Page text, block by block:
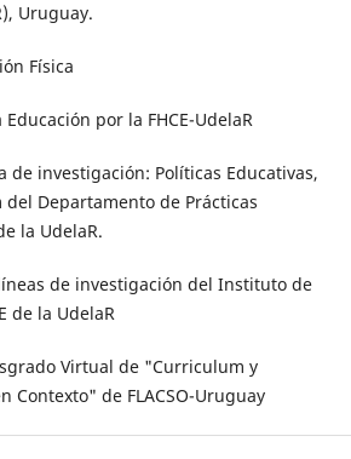
Uruguay.
Física
por la FHCE-UdelaR
de investigación: Políticas Educativas,
Departamento de Prácticas
la UdelaR.
de investigación del Instituto de
de la UdelaR
Virtual de "Curriculum y
Contexto" de FLACSO-Uruguay